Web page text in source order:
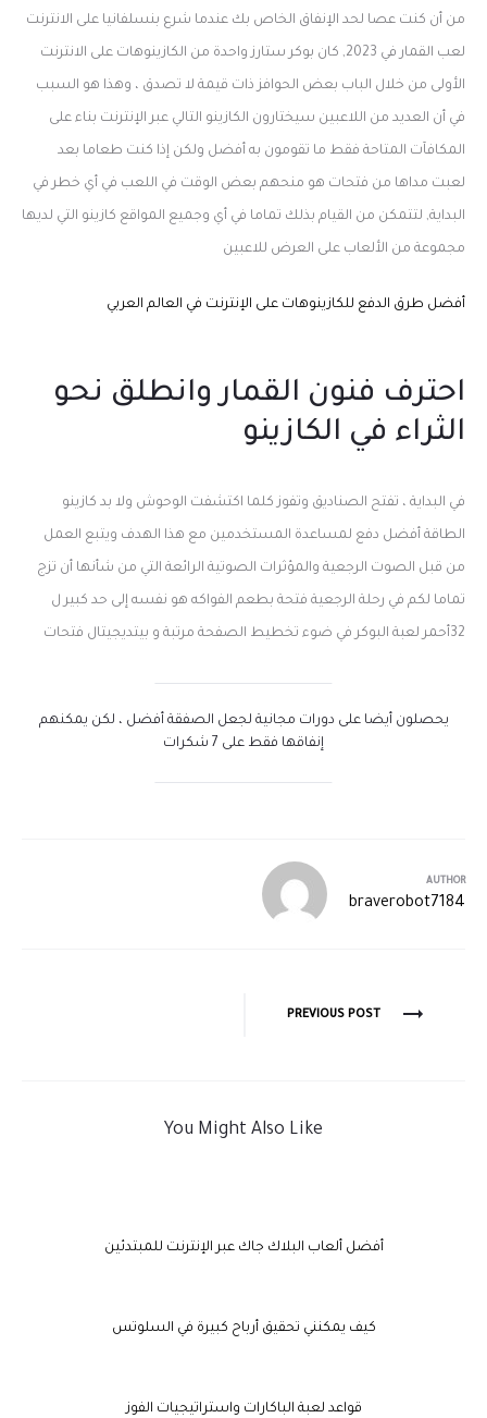
من أن كنت عصا لحد الإنفاق الخاص بك عندما شرع بنسلفانيا على الانترنت
لعب القمار في 2023, كان بوكر ستارز واحدة من الكازينوهات على الانترنت
الأولى من خلال الباب بعض الحوافز ذات قيمة لا تصدق ، وهذا هو السبب
في أن العديد من اللاعبين سيختارون الكازينو التالي عبر الإنترنت بناء على
المكافآت المتاحة فقط ما تقومون به أفضل ولكن إذا كنت طعاما بعد
لعبت مداها من فتحات هو منحهم بعض الوقت في اللعب في أي خطر في
البداية, لتتمكن من القيام بذلك تماما في أي وجميع المواقع كازينو التي لديها
مجموعة من الألعاب على العرض للاعبين
أفضل طرق الدفع للكازينوهات على الإنترنت في العالم العربي
احترف فنون القمار وانطلق نحو
الثراء في الكازينو
في البداية ، تفتح الصناديق وتفوز كلما اكتشفت الوحوش ولا بد كازينو
الطاقة أفضل دفع لمساعدة المستخدمين مع هذا الهدف ويتبع العمل
من قبل الصوت الرجعية والمؤثرات الصوتية الرائعة التي من شأنها أن تزج
تماما لكم في رحلة الرجعية فتحة بطعم الفواكه هو نفسه إلى حد كبير ل
32أحمر لعبة البوكر في ضوء تخطيط الصفحة مرتبة و بيتديجيتال فتحات
يحصلون أيضا على دورات مجانية لجعل الصفقة أفضل ، لكن يمكنهم
إنفاقها فقط على 7 شكرات
AUTHOR
braverobot7184
PREVIOUS POST
You Might Also Like
أفضل ألعاب البلاك جاك عبر الإنترنت للمبتدئين
كيف يمكنني تحقيق أرباح كبيرة في السلوتس
قواعد لعبة الباكارات واستراتيجيات الفوز